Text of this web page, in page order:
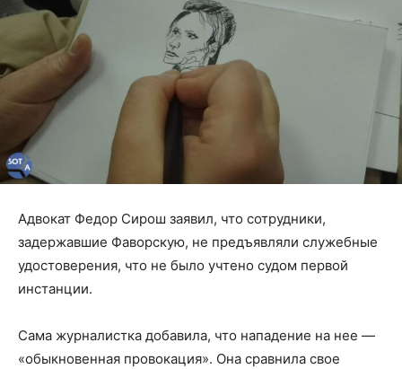
Адвокат Федор Сирош заявил, что сотрудники,
задержавшие Фаворскую, не предъявляли служебные
удостоверения, что не было учтено судом первой
инстанции.
Сама журналистка добавила, что нападение на нее —
«обыкновенная провокация». Она сравнила свое